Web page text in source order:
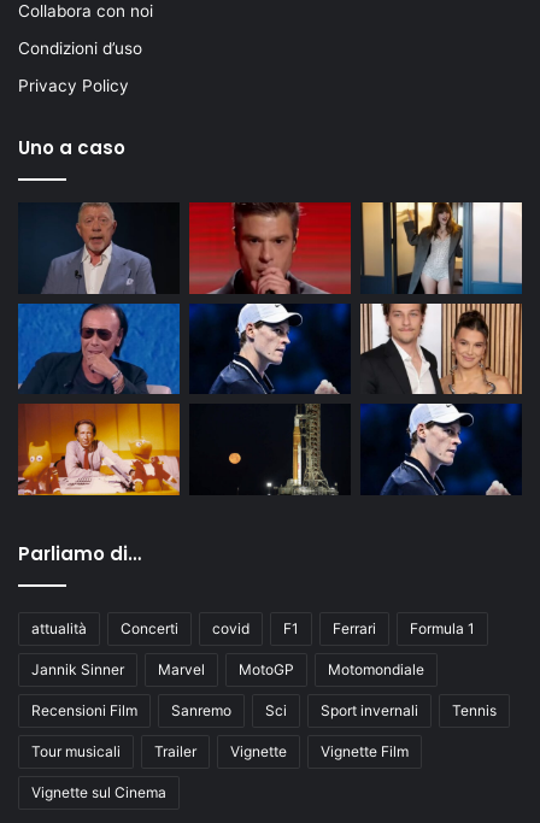
Collabora con noi
Condizioni d’uso
Privacy Policy
Uno a caso
Parliamo di…
attualità Concerti covid F1 Ferrari Formula 1
Jannik Sinner Marvel MotoGP Motomondiale
Recensioni Film Sanremo Sci Sport invernali Tennis
Tour musicali Trailer Vignette Vignette Film
Vignette sul Cinema